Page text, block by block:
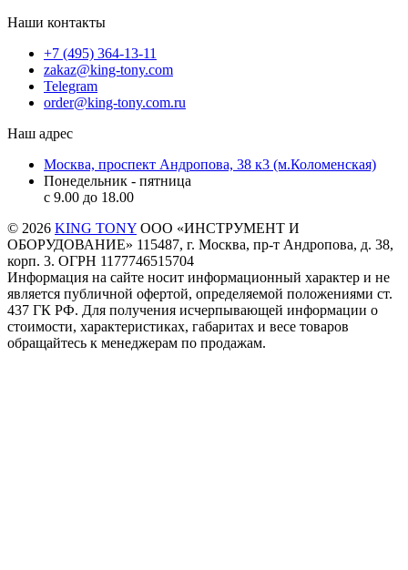
Наши контакты
+7 (495) 364-13-11
zakaz@king-tony.com
Telegram
order@king-tony.com.ru
Наш адрес
Москва, проспект Андропова, 38 к3 (м.Коломенская)
Понедельник - пятница
c 9.00 до 18.00
© 2026 KING TONY ООО «ИНСТРУМЕНТ И
ОБОРУДОВАНИЕ» 115487, г. Москва, пр-т Андропова, д. 38,
корп. 3. ОГРН 1177746515704
Информация на сайте носит информационный характер и не
является публичной офертой, определяемой положениями ст.
437 ГК РФ. Для получения исчерпывающей информации о
стоимости, характеристиках, габаритах и весе товаров
обращайтесь к менеджерам по продажам.